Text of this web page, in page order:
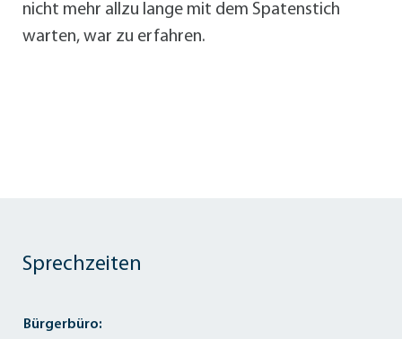
nicht mehr allzu lange mit dem Spatenstich
warten, war zu erfahren.
Sprechzeiten
Bürgerbüro: